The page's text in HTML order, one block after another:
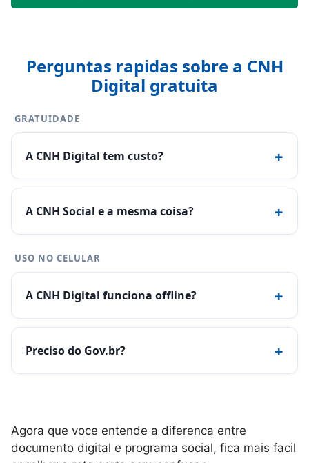
Perguntas rapidas sobre a CNH
Digital gratuita
GRATUIDADE
A CNH Digital tem custo? +
A CNH Social e a mesma coisa? +
USO NO CELULAR
A CNH Digital funciona offline? +
Preciso do Gov.br? +
Agora que voce entende a diferenca entre
documento digital e programa social, fica mais facil